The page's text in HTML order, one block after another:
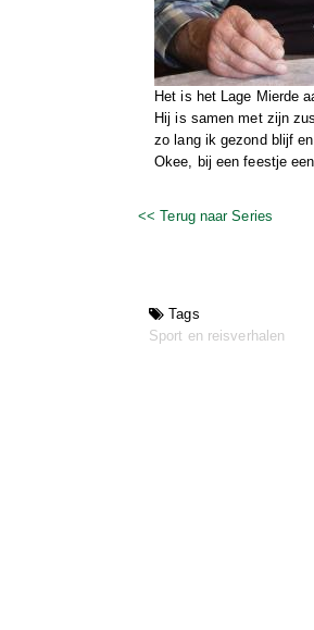
Het is het Lage Mierde
Hij is samen met zijn
zo lang ik gezond blijf
Okee, bij een feestje
<< Terug naar Series
Tags
Sport en reisverhalen